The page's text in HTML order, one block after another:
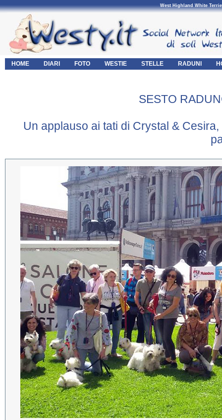
West Highland White
HOME DIARI FOTO WESTIE STELLE RADUNI
SESTO
Un applauso ai tati di Crystal &